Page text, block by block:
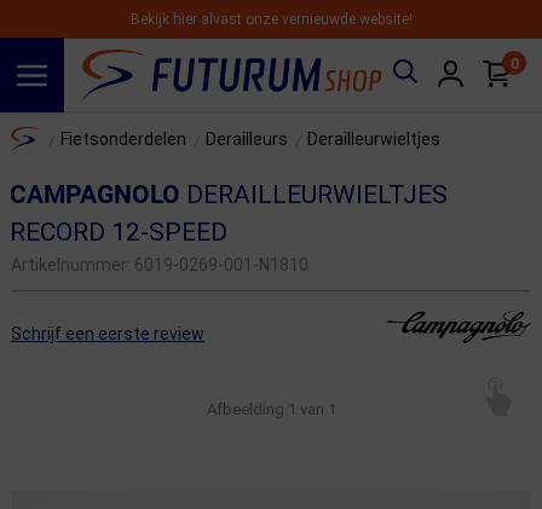
Bekijk hier alvast onze vernieuwde website!
0
Home Fietsonderdelen Derailleurs Derailleurwieltjes
CAMPAGNOLO DERAILLEURWIELTJES
RECORD 12-SPEED
Artikelnummer: 6019-0269-001-N1810
Schrijf een eerste review
Afbeelding 1 van 1